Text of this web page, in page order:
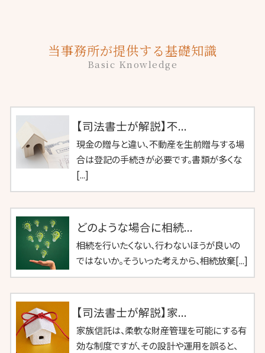
当事務所が提供する基礎知識
Basic Knowledge
【司法書士が解説】不...
現金の贈与と違い、不動産を生前贈与する場
合は登記の手続きが必要です。書類が多くな
[...]
どのような場合に相続...
相続を行いたくない、行わないほうが良いの
ではないか。そういった考えから、相続放棄[...]
【司法書士が解説】家...
家族信託は、柔軟な財産管理を可能にする有
効な制度ですが、その設計や運用を誤ると、